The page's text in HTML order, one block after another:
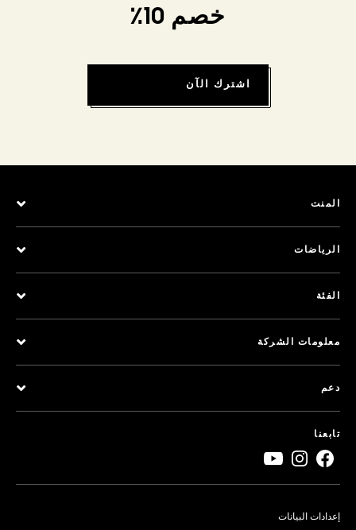
خصم 10٪
اشترك الآن
المنت
الرياضات
الفئة
معلومات الشركة
دعم
تابعنا
إعدادات البيانات